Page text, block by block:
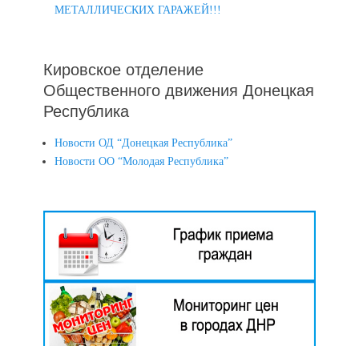
МЕТАЛЛИЧЕСКИХ ГАРАЖЕЙ!!!
Кировское отделение
Общественного движения Донецкая
Республика
Новости ОД “Донецкая Республика”
Новости ОО “Молодая Республика”